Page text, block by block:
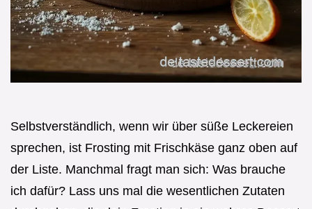
Selbstverständlich, wenn wir über süße Leckereien
sprechen, ist Frosting mit Frischkäse ganz oben auf
der Liste. Manchmal fragt man sich: Was brauche
ich dafür? Lass uns mal die wesentlichen Zutaten